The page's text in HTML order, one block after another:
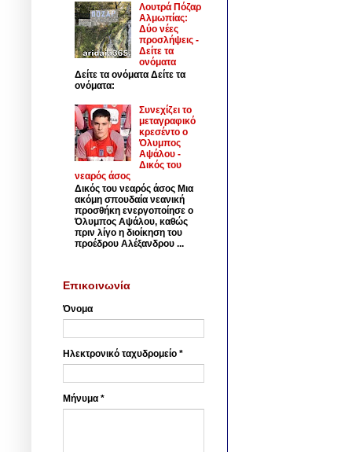
Λουτρά Πόζαρ
Αλμωπίας:
Δύο νέες
προσλήψεις -
Δείτε τα
ονόματα
Δείτε τα ονόματα Δείτε τα
ονόματα:
Συνεχίζει το
μεταγραφικό
κρεσέντο ο
Όλυμπος
Αψάλου -
Δικός του
νεαρός άσος
Δικός του νεαρός άσος Μια
ακόμη σπουδαία νεανική
προσθήκη ενεργοποίησε ο
Όλυμπος Αψάλου, καθώς
πριν λίγο η διοίκηση του
προέδρου Αλέξανδρου ...
Επικοινωνία
Όνομα
Ηλεκτρονικό ταχυδρομείο *
Μήνυμα *